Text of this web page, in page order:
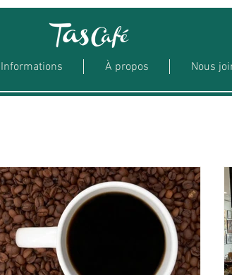
Informations À propos Nous